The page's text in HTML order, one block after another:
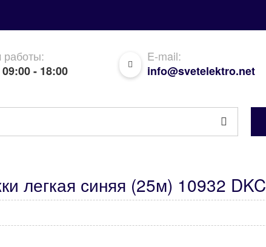
- 18:00
E-mail:
info@svetelektro.net
легкая синяя (25м) 10932 DKC